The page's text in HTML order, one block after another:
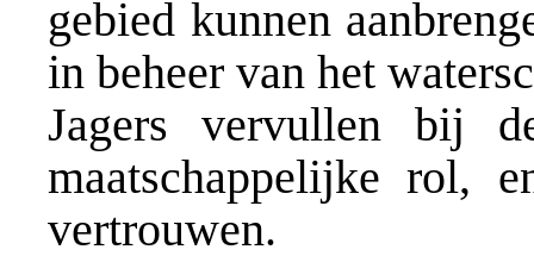
gebied kunnen
in beheer van het
Jagers vervullen bij
maatschappelijke rol,
vertrouwen.